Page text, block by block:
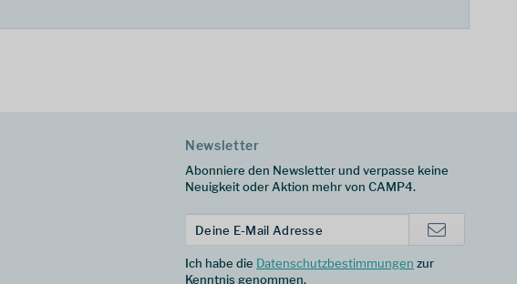
Newsletter
Abonniere den Newsletter und verpasse keine
Neuigkeit oder Aktion mehr von CAMP4.
Ich habe die Datenschutzbestimmungen zur
Kenntnis genommen.